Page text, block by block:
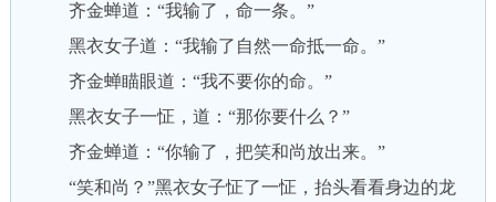
齐金蝉道：“我输了，命一条。”
黑衣女子道：“我输了自然一命抵一命。”
齐金蝉瞄眼道：“我不要你的命。”
黑衣女子一怔，道：“那你要什么？”
齐金蝉道：“你输了，把笑和尚放出来。”
“笑和尚？”黑衣女子怔了一怔，抬头看看身边的龙